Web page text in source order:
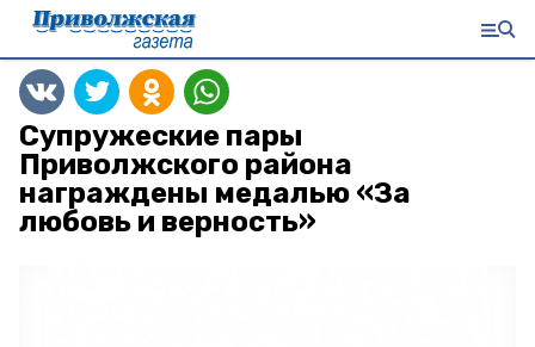
Супружеские пары
Приволжского района
награждены медалью «За
любовь и верность»